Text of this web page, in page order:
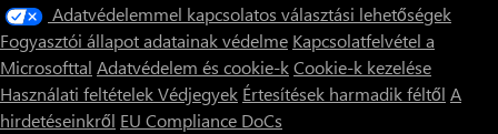
Adatvédelemmel kapcsolatos választási lehetőségek
Fogyasztói állapot adatainak védelme Kapcsolatfelvétel a
Microsofttal Adatvédelem és cookie-kCookie-k kezelése
Használati feltételekVédjegyek Értesítések harmadik féltől A
hirdetéseinkről EU Compliance DoCs